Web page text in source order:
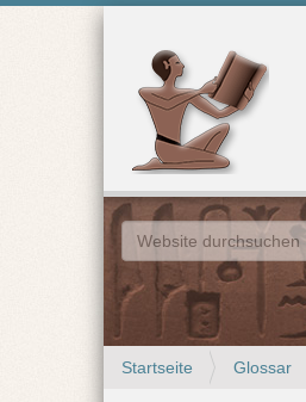
Erweiterte Suche…
S
Startseite Glossar